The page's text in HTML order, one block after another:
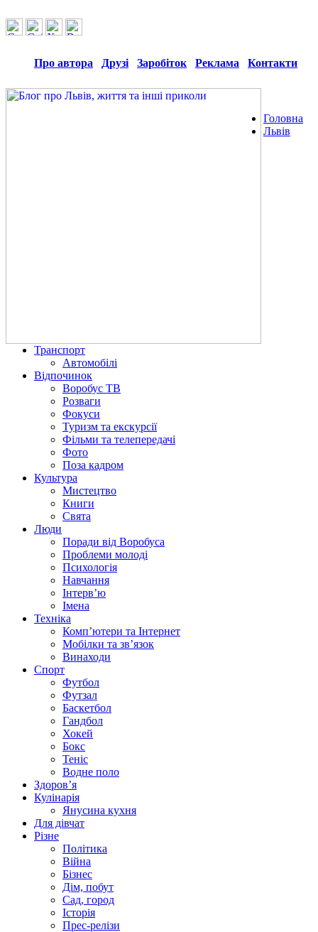
Про автора Друзі Заробіток Реклама Контакти
Головна
Львів
Транспорт
Автомобілі
Відпочинок
Воробус ТВ
Розваги
Фокуси
Туризм та екскурсії
Фільми та телепередачі
Фото
Поза кадром
Культура
Мистецтво
Книги
Свята
Люди
Поради від Воробуса
Проблеми молоді
Психологія
Навчання
Інтерв’ю
Імена
Техніка
Комп’ютери та Інтернет
Мобілки та зв’язок
Винаходи
Спорт
Футбол
Футзал
Баскетбол
Гандбол
Хокей
Бокс
Теніс
Водне поло
Здоров’я
Кулінарія
Янусина кухня
Для дівчат
Різне
Політика
Війна
Бізнес
Дім, побут
Сад, город
Історія
Прес-релізи